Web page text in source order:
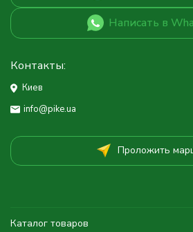
Написать в
Контакты:
Киев
info@pike.ua
Проложить
Каталог товаров